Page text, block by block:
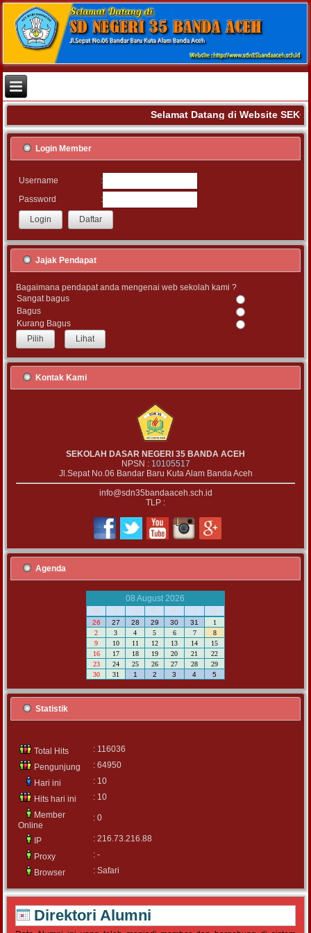
Selamat Datang di Website
Login Member
Username
:
Password
:
Jajak Pendapat
Bagaimana pendapat anda mengenai web sekolah kami ?
Sangat bagus
Bagus
Kurang Bagus
Lihat
Kontak Kami
SEKOLAH DASAR NEGERI 35 BANDA ACEH
NPSN : 10105517
Jl.Sepat No.06 Bandar Baru Kuta Alam Banda Aceh
info@sdn35bandaaceh.sch.id
TLP :
Agenda
08 August 2026
M
S S R K J S
26 27 28 29 30 31
1
2
3 4 5 6 7
8
9
10 11 12 13 14
15
16
17 18 19 20 21
22
23
24 25 26 27 28
29
30
31 1 2 3 4 5
Statistik
Total Hits
: 116036
Pengunjung
: 64950
Hari ini
: 10
Hits hari ini
: 10
Member
Online
: 0
IP
: 216.73.216.88
Proxy
: -
Browser
: Safari
Direktori Alumni